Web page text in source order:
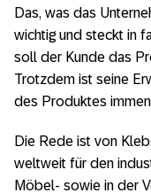
Das, was das
wichtig und steckt in
soll der Kunde das
Trotzdem ist seine
des Produktes
Die Rede ist von
weltweit für den
Möbel- sowie in der